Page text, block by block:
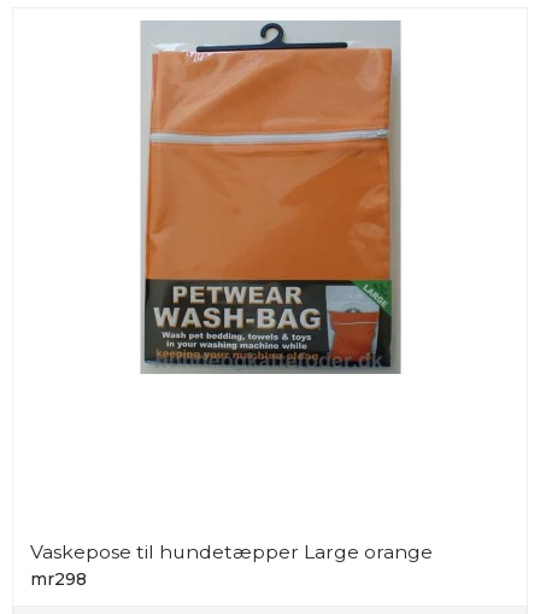
Vaskepose til hundetæpper Large orange
mr298